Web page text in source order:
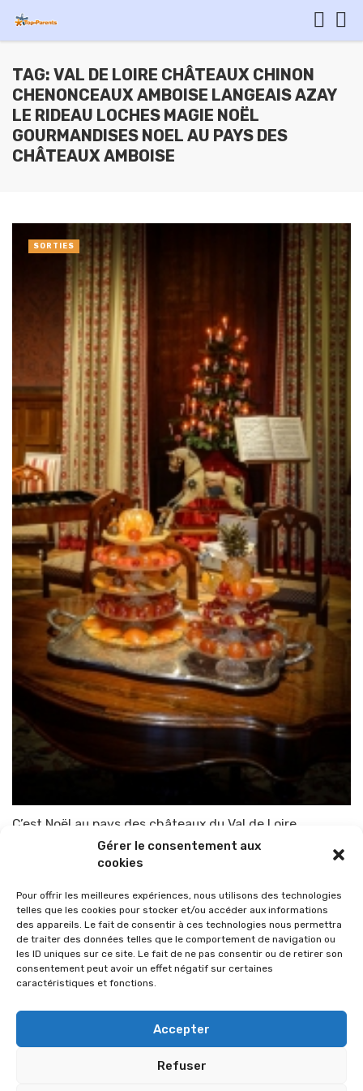
Gérer le consentement aux
cookies
Pour offrir les meilleures expériences, nous utilisons des technologies
telles que les cookies pour stocker et/ou accéder aux informations
des appareils. Le fait de consentir à ces technologies nous permettra
de traiter des données telles que le comportement de navigation ou
les ID uniques sur ce site. Le fait de ne pas consentir ou de retirer son
consentement peut avoir un effet négatif sur certaines
caractéristiques et fonctions.
Accepter
Refuser
TAG: VAL DE LOIRE CHÂTEAUX CHINON
CHENONCEAUX AMBOISE LANGEAIS AZAY
LE RIDEAU LOCHES MAGIE NOËL
GOURMANDISES NOEL AU PAYS DES
CHÂTEAUX AMBOISE
C’est Noël au pays des châteaux du Val de Loire
TOP-PARENTS 8 novembre 2018
SORTIES